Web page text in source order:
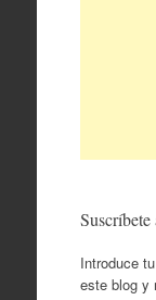
Introduce
este blog y